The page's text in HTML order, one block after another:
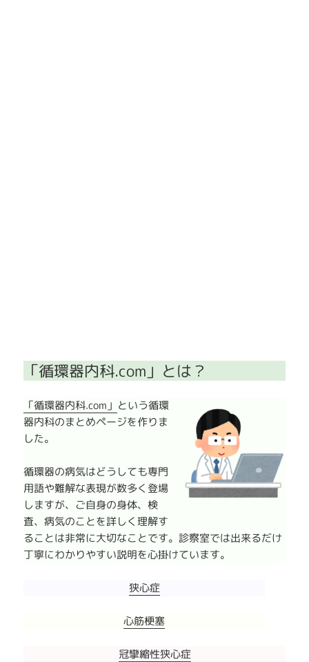
「循環器内科.com」とは？
「循環器内科.com」 という循環
器内科のまとめページを作りま
した。
循環器の病気はどうしても専門
用語や難解な表現が数多く登場
しますが、ご自身の身体、検
査、病気のことを詳しく理解す
ることは非常に大切なことです。診察室では出来るだけ
丁寧にわかりやすい説明を心掛けています。
狭心症
心筋梗塞
冠攣縮性狭心症